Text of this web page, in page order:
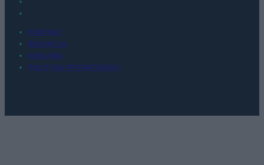
KONTAKT
REDAKCJA
REKLAMA
POLITYKA PRYWATNOŚCI